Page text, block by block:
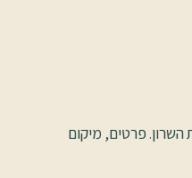
השרון. פרטים, מיקום